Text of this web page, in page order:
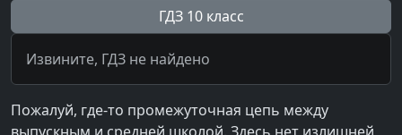
ГДЗ 10 класс
Извините, ГДЗ не найдено
Пожалуй, где-то промежуточная цепь между